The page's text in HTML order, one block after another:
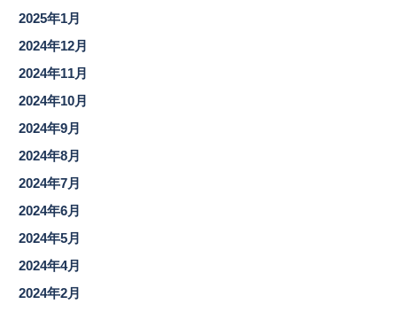
2025年1月
2024年12月
2024年11月
2024年10月
2024年9月
2024年8月
2024年7月
2024年6月
2024年5月
2024年4月
2024年2月